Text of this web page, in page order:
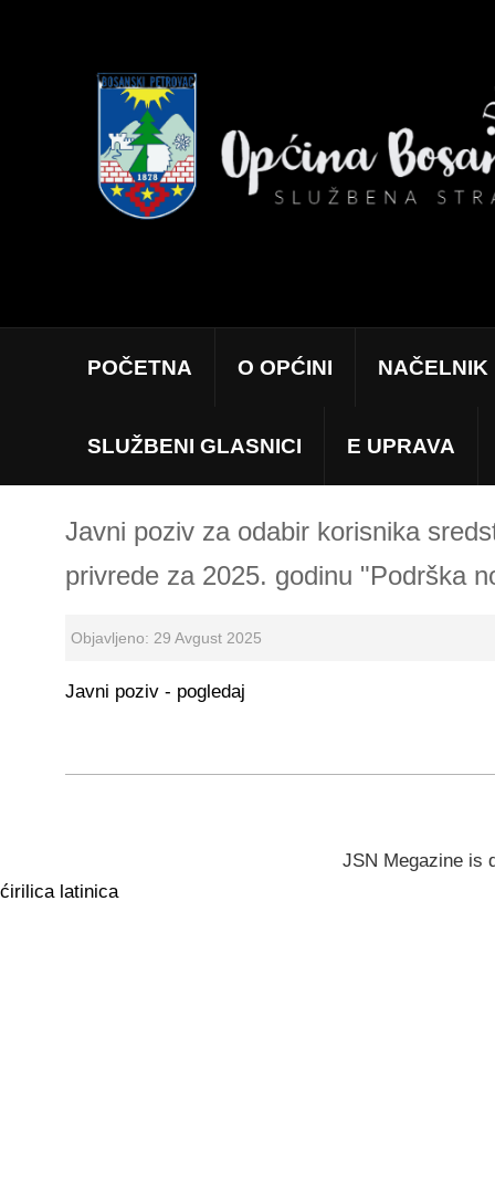
POČETNA O OPĆINI NAČELNIK
SLUŽBENI GLASNICI E UPRAVA
Javni poziv za odabir korisnika
privrede za 2025. godinu "Podrška
Objavljeno: 29 Avgust 2025
Javni poziv - pogledaj
JSN Megazine is
ćirilica latinica